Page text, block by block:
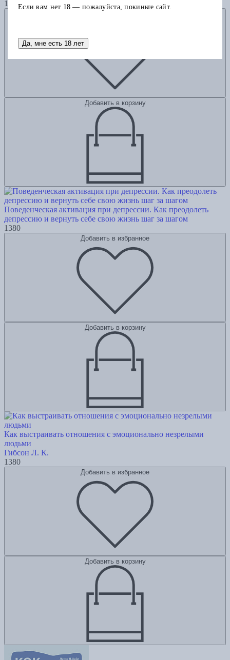
1380
Добавить в корзину
Поведенческая активация при депрессии. Как преодолеть
депрессию и вернуть себе свою жизнь шаг за шагом
1380
Добавить в избранное
Добавить в корзину
Как выстраивать отношения с эмоционально незрелыми
людьми
Гибсон Л. К.
1380
Добавить в избранное
Добавить в корзину
Если вам нет 18 — пожалуйста, покиньте сайт.
Да, мне есть 18 лет